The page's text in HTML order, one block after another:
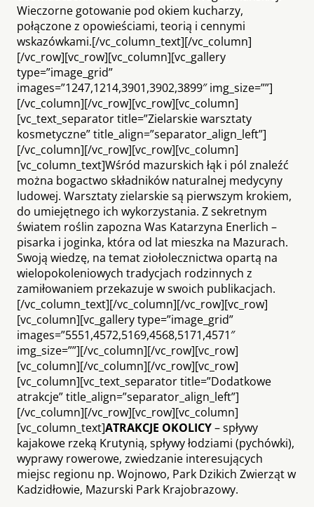
Wieczorne gotowanie pod okiem kucharzy,
połączone z opowieściami, teorią i cennymi
wskazówkami.[/vc_column_text][/vc_column]
[/vc_row][vc_row][vc_column][vc_gallery
type=”image_grid”
images=”1247,1214,3901,3902,3899″ img_size=””]
[/vc_column][/vc_row][vc_row][vc_column]
[vc_text_separator title=”Zielarskie warsztaty
kosmetyczne” title_align=”separator_align_left”]
[/vc_column][/vc_row][vc_row][vc_column]
[vc_column_text]Wśród mazurskich łąk i pól znaleźć
można bogactwo składników naturalnej medycyny
ludowej. Warsztaty zielarskie są pierwszym krokiem,
do umiejętnego ich wykorzystania. Z sekretnym
światem roślin zapozna Was Katarzyna Enerlich –
pisarka i joginka, która od lat mieszka na Mazurach.
Swoją wiedzę, na temat ziołolecznictwa opartą na
wielopokoleniowych tradycjach rodzinnych z
zamiłowaniem przekazuje w swoich publikacjach.
[/vc_column_text][/vc_column][/vc_row][vc_row]
[vc_column][vc_gallery type=”image_grid”
images=”5551,4572,5169,4568,5171,4571″
img_size=””][/vc_column][/vc_row][vc_row]
[vc_column][/vc_column][/vc_row][vc_row]
[vc_column][vc_text_separator title=”Dodatkowe
atrakcje” title_align=”separator_align_left”]
[/vc_column][/vc_row][vc_row][vc_column]
[vc_column_text]ATRAKCJE OKOLICY– spływy
kajakowe rzeką Krutynią, spływy łodziami (pychówki),
wyprawy rowerowe, zwiedzanie interesujących
miejsc regionu np. Wojnowo, Park Dzikich Zwierząt w
Kadzidłowie, Mazurski Park Krajobrazowy.